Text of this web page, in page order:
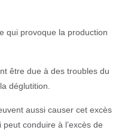
qui provoque la production
être due à des troubles du
déglutition.
aussi causer cet excès
conduire à l’excès de